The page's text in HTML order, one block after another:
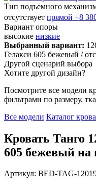
Тип подъемного
отсутствует прямой +8
Вариант опоры
высокие низкие
Выбранный вариант:
Гелакси 605 бежевый /
Другой сценарий выбора
Хотите другой дизайн?
Посмотрите все модели
фильтрами по размеру,
Все модели Каталог
Кровать Танго
605 бежевый на
Артикул: BED-TAG-